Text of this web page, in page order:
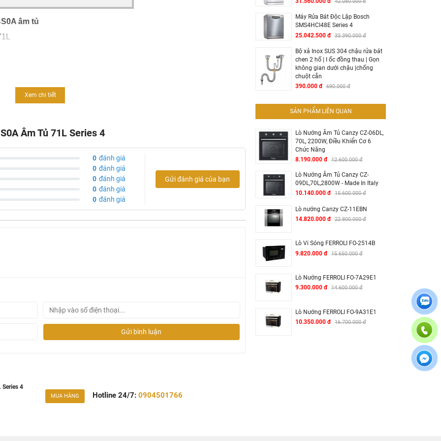
âm tủ
A
mm
Xem chi tiết
Âm Tủ 71L Series 4
0 đánh giá
0 đánh giá
0 đánh giá
0 đánh giá
0 đánh giá
Gửi đánh giá của bạn
Gửi bình luận
Series 4
MUA HÀNG Hotline 24/7:0904501766
Máy Rửa Bát Độc Lập Bosch
SMS4HCI48E Series 4
25.042.500 đ 33.390.000 đ
Bộ xả Inox SUS 304 chậu rửa bát
chen 2 hố | I ốc đồng thau | Gọn
không gian dưới chậu |chống
chuột cắn
390.000 đ 690.000 đ
SẢN PHẨM LIÊN QUAN
Lò Nướng Âm Tủ Canzy CZ-06DL,
70L, 2200W, Điều Khiển Cơ 6
Chức Năng
8.190.000 đ 12.600.000 đ
Lò Nướng Âm Tủ Canzy CZ-
09DL,70L,2800W - Made In Italy
10.140.000 đ 15.600.000 đ
Lò nướng Canzy CZ-11EBN
14.820.000 đ 22.800.000 đ
Lò Vi Sóng FERROLI FO-2514B
9.820.000 đ 15.650.000 đ
Lò Nướng FERROLI FO-7A29E1
9.300.000 đ 14.600.000 đ
Lò Nướng FERROLI FO-9A31E1
10.350.000 đ 16.700.000 đ